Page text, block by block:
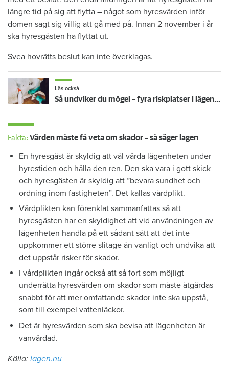
längre tid på sig att flytta – något som hyresvärden inför
domen sagt sig villig att gå med på. Innan 2 november i år
ska hyresgästen ha flyttat ut.
Svea hovrätts beslut kan inte överklagas.
Läs också
Så undviker du mögel – fyra riskplatser i lägenheten: ”Måste städa bort”
Fakta: Värden måste få veta om skador – så säger lagen
En hyresgäst är skyldig att väl vårda lägenheten under
hyrestiden och hålla den ren. Den ska vara i gott skick
och hyresgästen är skyldig att ”bevara sundhet och
ordning inom fastigheten”. Det kallas vårdplikt.
Vårdplikten kan förenklat sammanfattas så att
hyresgästen har en skyldighet att vid användningen av
lägenheten handla på ett sådant sätt att det inte
uppkommer ett större slitage än vanligt och undvika att
det uppstår risker för skador.
I vårdplikten ingår också att så fort som möjligt
underrätta hyresvärden om skador som måste åtgärdas
snabbt för att mer omfattande skador inte ska uppstå,
som till exempel vattenläckor.
Det är hyresvärden som ska bevisa att lägenheten är
vanvårdad.
Källa: lagen.nu